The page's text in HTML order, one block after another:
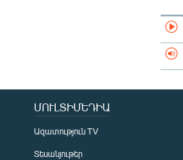
ՄՈՒԼՏԻՄԵԴԻԱ
Ազատություն TV
Տեսանյութեր